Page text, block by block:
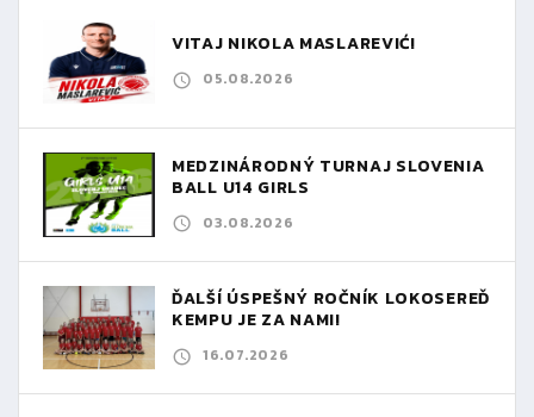
VITAJ NIKOLA MASLAREVIĆ!
05.08.2026
MEDZINÁRODNÝ TURNAJ SLOVENIA
BALL U14 GIRLS
03.08.2026
ĎALŠÍ ÚSPEŠNÝ ROČNÍK LOKOSEREĎ
KEMPU JE ZA NAMI!
16.07.2026